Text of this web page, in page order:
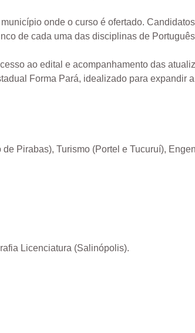
onde o curso é ofertado.
de cada uma das disciplinas de
ao edital e acompanhamento das
Forma Pará, idealizado para expandir
Pirabas), Turismo (Portel e Tucuruí),
Licenciatura (Salinópolis).